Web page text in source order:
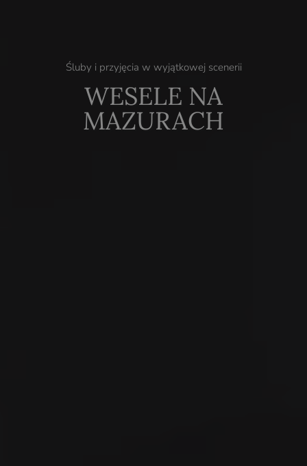
WESELE NA
MAZURACH
Śluby i przyjęcia w wyjątkowej scenerii